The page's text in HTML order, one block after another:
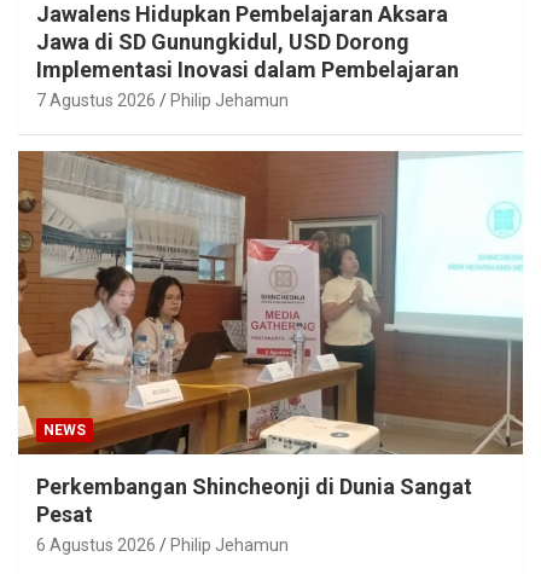
Jawalens Hidupkan Pembelajaran Aksara
Jawa di SD Gunungkidul, USD Dorong
Implementasi Inovasi dalam Pembelajaran
7 Agustus 2026 Philip Jehamun
NEWS
Perkembangan Shincheonji di Dunia Sangat
Pesat
6 Agustus 2026 Philip Jehamun